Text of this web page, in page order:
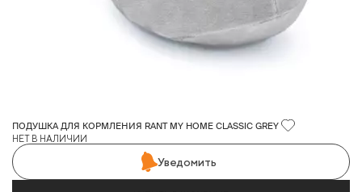
ПОДУШКА ДЛЯ КОРМЛЕНИЯ RANT MY HOME CLASSIC GREY
НЕТ В НАЛИЧИИ
Уведомить